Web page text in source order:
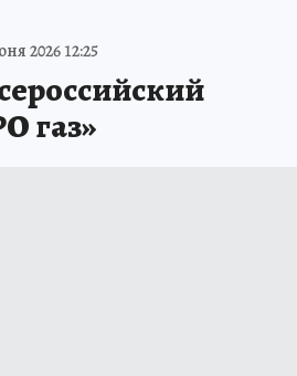
2026 12:25